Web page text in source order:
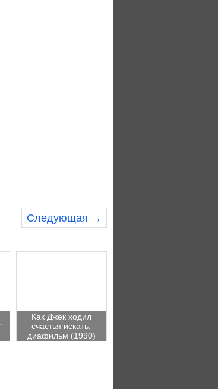
Следующая →
Как Джек ходил
счастья искать,
диафильм (1990)